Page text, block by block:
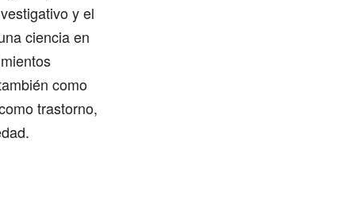
y el
ciencia en
como
trastorno,